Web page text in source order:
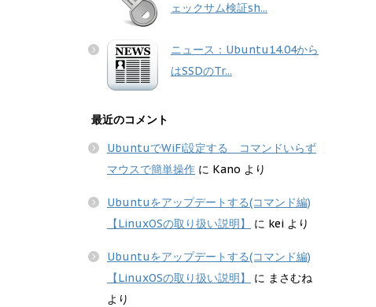
ェックサム検証sh...
ニュース：Ubuntu14.04から
はSSDのTr...
最近のコメント
UbuntuでWiFi設定する コマンドいらず
マウスで簡単操作 に Kano より
Ubuntuをアップデートする(コマンド編)
【LinuxOSの取り扱い説明】
に kei より
Ubuntuをアップデートする(コマンド編)
【LinuxOSの取り扱い説明】
に まさむね
より